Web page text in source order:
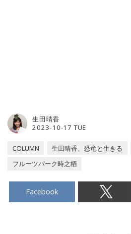
2023-10-17 TUE
生田晴香
COLUMN 生田晴香、恐竜と生きる
フルーツパーク時之栖
Facebook